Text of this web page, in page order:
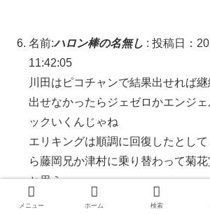
名前:ハロン棒の名無し : 投稿日：
11:42:05
川田はピコチャンで結果出せれば継
出せなかったらジェゼロかエンジ
ックいくんじゃね
エリキングは順調に回復したとし
ら藤岡兄か津村に乗り替わって菊
と思う
本番ギリギリまで鞍上未定は難しい
メニュー ホーム 検索